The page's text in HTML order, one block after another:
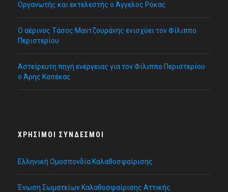
Οργανωτής και εκτελεστής ο Άγγελος Ρόκας
Ο αέρινος Τάσος Μαντζουράνης ενισχύει τον Φίλιππο
Περιστερίου
Αστείρευτη πηγή ενέργειας για τον Φίλιππο Περιστερίου
ο Άρης Καπέκας
ΧΡΉΣΙΜΟΙ ΣΎΝΔΕΣΜΟΙ
Ελληνική Ομοσπονδία Καλαθοσφαίρισης
Ένωση Σωματείων Καλαθοσφαίρισης Αττικής